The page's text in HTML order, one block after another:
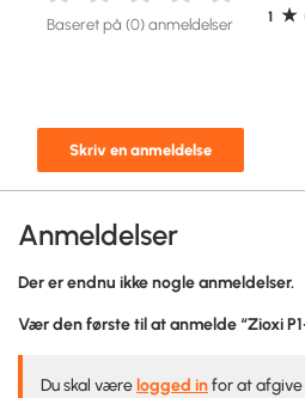
Baseret på (0) anmeldelser
Skriv en anmeldelse
1 ★
Anmeldelser
Der er endnu ikke nogle anmeldelser.
Vær den første til at anmelde “Zioxi
Du skal værelogged infor at afgive